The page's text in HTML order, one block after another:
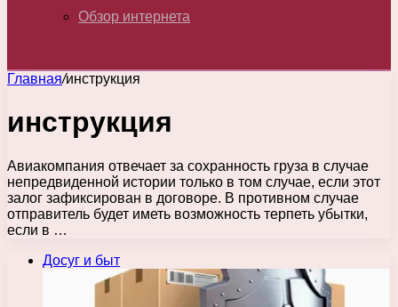
Обзор интернета
Главная/инструкция
инструкция
Авиакомпания отвечает за сохранность груза в случае
непредвиденной истории только в том случае, если этот
залог зафиксирован в договоре. В противном случае
отправитель будет иметь возможность терпеть убытки,
если в …
Досуг и быт